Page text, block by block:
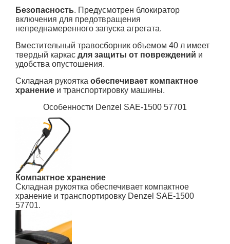
Безопасность. Предусмотрен блокиратор
включения для предотвращения
непреднамеренного запуска агрегата.
Вместительный травосборник объемом 40 л имеет
твердый каркас для защиты от повреждений и
удобства опустошения.
Складная рукоятка обеспечивает компактное
хранение и транспортировку машины.
Особенности Denzel SAE-1500 57701
Компактное хранение
Складная рукоятка обеспечивает компактное
хранение и транспортировку Denzel SAE-1500
57701.